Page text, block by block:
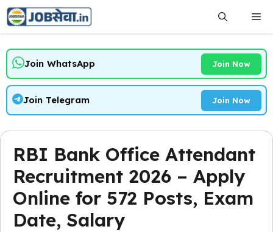
Skip
content
Join WhatsApp Join Now
Join Telegram Join Now
RBI Bank Office Attendant
Recruitment 2026 – Apply
Online for 572 Posts, Exam
Date, Salary